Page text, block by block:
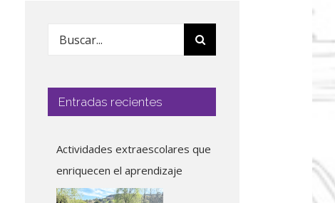
Buscar:
Entradas recientes
Actividades extraescolares que
enriquecen el aprendizaje